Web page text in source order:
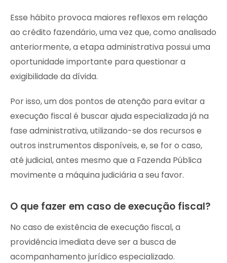
Esse hábito provoca maiores reflexos em relação
ao crédito fazendário, uma vez que, como analisado
anteriormente, a etapa administrativa possui uma
oportunidade importante para questionar a
exigibilidade da dívida.
Por isso, um dos pontos de atenção para evitar a
execução fiscal é buscar ajuda especializada já na
fase administrativa, utilizando-se dos recursos e
outros instrumentos disponíveis, e, se for o caso,
até judicial, antes mesmo que a Fazenda Pública
movimente a máquina judiciária a seu favor.
O que fazer em caso de execução fiscal?
No caso de existência de execução fiscal, a
providência imediata deve ser a busca de
acompanhamento jurídico especializado.